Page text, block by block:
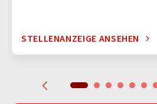
STELLENANZEIGE ANSEHEN